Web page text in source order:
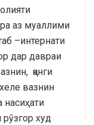
аз муаллими
–интернати
дар давраи
ҷанги
вазнин
рӯзгор худ